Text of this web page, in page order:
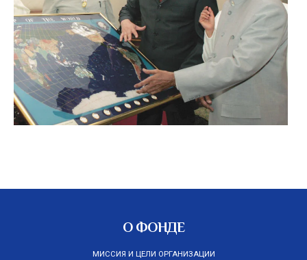
О ФОНДЕ
МИССИЯ И ЦЕЛИ ОРГАНИЗАЦИИ